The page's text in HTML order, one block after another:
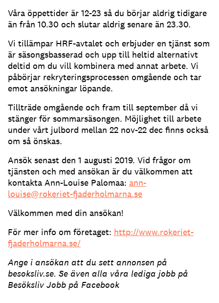
Våra öppettider är 12-23 så du börjar aldrig tidigare
än från 10.30 och slutar aldrig senare än 23.30.
Vi tillämpar HRF-avtalet och erbjuder en tjänst som
är säsongsbasserad och upp till heltid alternativt
deltid om du vill kombinera med annat arbete. Vi
påbörjar rekryteringsprocessen omgående och tar
emot ansökningar löpande.
Tillträde omgående och fram till september då vi
stänger för sommarsäsongen. Möjlighet till arbete
under vårt julbord mellan 22 nov-22 dec finns också
om så önskas.
Ansök senast den 1 augusti 2019. Vid frågor om
tjänsten och med ansökan är du välkommen att
kontakta Ann-Louise Palomaa: ann-
louise@rokeriet-fjaderholmarna.se
Välkommen med din ansökan!
För mer info om företaget: http://www.rokeriet-
fjaderholmarna.se/
Ange i ansökan att du sett annonsen på
besoksliv.se. Se även alla våra lediga jobb på
Besöksliv Jobb på Facebook